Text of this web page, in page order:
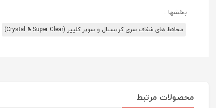
بخشها :
محافظ های شفاف سری کریستال و سوپر کلییر (Crystal & Super Clear)
محصولات مرتبط